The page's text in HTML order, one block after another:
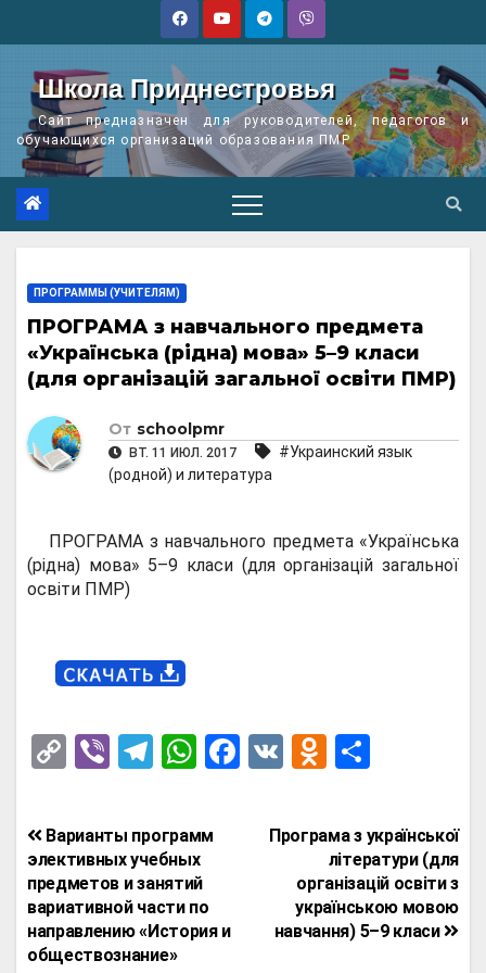
Школа Приднестровья
Сайт предназначен для руководителей, педагогов и
обучающихся организаций образования ПМР
ПРОГРАММЫ (УЧИТЕЛЯМ)
ПРОГРАМА з навчального предмета
«Українська (рідна) мова» 5–9 класи
(для організацій загальної освіти ПМР)
От schoolpmr
ВТ. 11 ИЮЛ. 2017
#Украинский язык
(родной) и литература
ПРОГРАМА з навчального предмета «Українська
(рідна) мова» 5–9 класи (для організацій загальної
освіти ПМР)
C
py
Li
n
k
Vi
er
T
e
gr
a
m
W
at
s
A
p
F
ce
V
O
n
o
kl
a
п
р
а
в
Навигация
по
записям
Програма з української
літератури (для
організацій освіти з
українською мовою
навчання) 5–9 класи
Варианты программ
элективных учебных
предметов и занятий
вариативной части по
направлению «История и
обществознание»